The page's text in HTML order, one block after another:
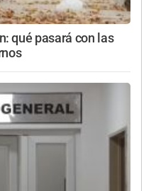
qué pasará con las